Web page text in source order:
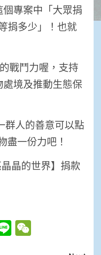
專案中「大眾捐
捐多少」！也就
戰鬥力喔，支持
境及推動生態保
群人的善意可以點
盡一份力吧！
晶的世界】捐款
Line